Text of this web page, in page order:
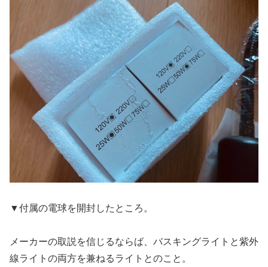
▼付属の電球を開封したところ。
メーカーの取説を信じるならば、バスキングライトと紫外
線ライトの両方を兼ねるライトとのこと。